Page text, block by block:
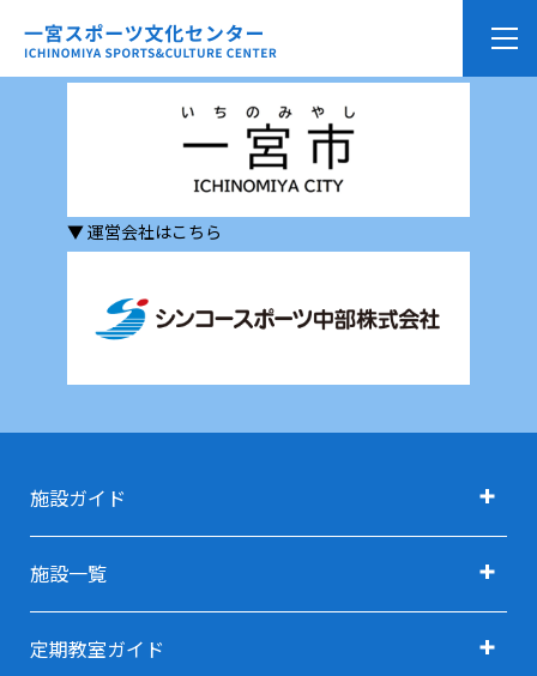
▼ 一宮市の公式サイトはこちら
▼ 運営会社はこちら
施設ガイド
施設ガイド TOP
アクセス
施設一覧
施設一覧 TOP
定期教室ガイド